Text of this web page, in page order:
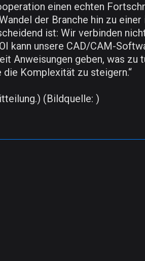
einen echten
der Branche hin zu
ist: Wir verbinden
kann unsere CAD/CAM-
Anweisungen geben, was
Komplexität zu steigern.“
(Bildquelle: )